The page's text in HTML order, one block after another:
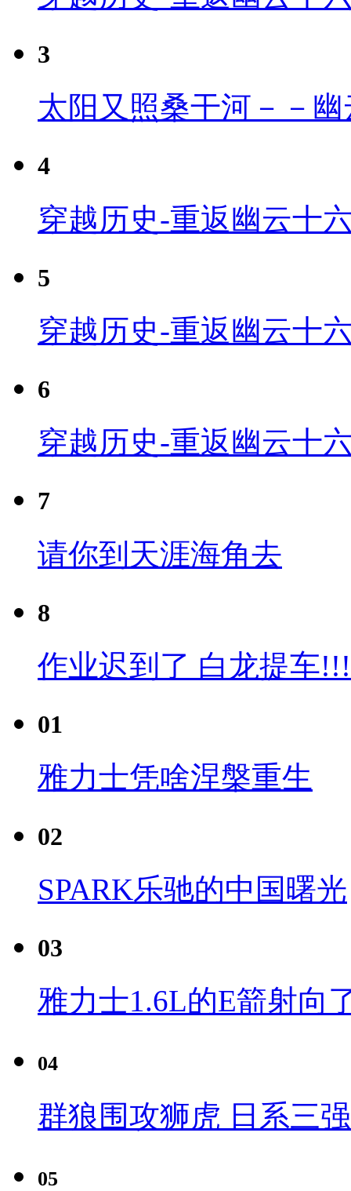
3
太阳又照桑干河－－
4
穿越历史-重返幽云十
5
穿越历史-重返幽云十
6
穿越历史-重返幽云十
7
请你到天涯海角去
8
作业迟到了 白龙提车
01
雅力士凭啥涅槃重生
02
SPARK乐驰的中国曙光
03
雅力士1.6L的E箭射向
04
群狼围攻狮虎 日系三
05